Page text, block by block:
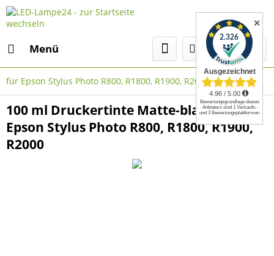
Menü
für Epson Stylus Photo R800, R1800, R1900, R2000
100 ml Druckertinte Matte-black für
Epson Stylus Photo R800, R1800, R1900,
R2000
✕